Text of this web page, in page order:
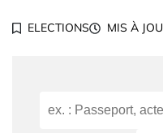
ELECTIONS MIS À